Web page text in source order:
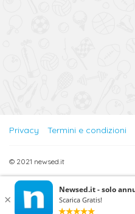
Privacy Termini e condizioni
© 2021 newsed.it